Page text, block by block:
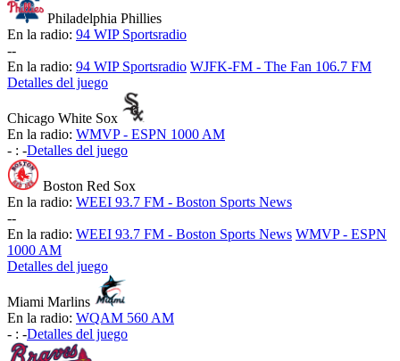
Philadelphia Phillies
En la radio: 94 WIP Sportsradio
--
En la radio: 94 WIP Sportsradio WJFK-FM - The Fan 106.7 FM
Detalles del juego
Chicago White Sox
En la radio: WMVP - ESPN 1000 AM
- : -Detalles del juego
Boston Red Sox
En la radio: WEEI 93.7 FM - Boston Sports News
--
En la radio: WEEI 93.7 FM - Boston Sports News WMVP - ESPN
1000 AM
Detalles del juego
Miami Marlins
En la radio: WQAM 560 AM
- : -Detalles del juego